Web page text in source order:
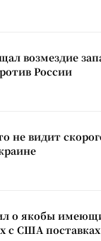
возмездие
России
не видит
о якобы
с США